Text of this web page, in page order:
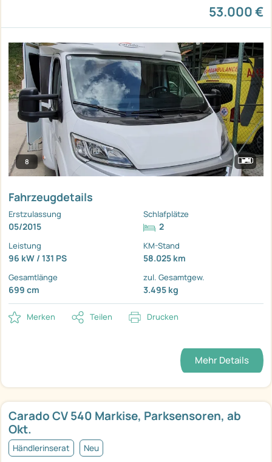
53.000 €
8
Fahrzeugdetails
Erstzulassung
05/2015
Schlafplätze
2
Leistung
96 kW / 131 PS
KM-Stand
58.025 km
Gesamtlänge
699 cm
zul. Gesamtgew.
3.495 kg
Merken Teilen Drucken
Mehr Details
Carado CV 540 Markise, Parksensoren, ab
Okt.
Händlerinserat Neu